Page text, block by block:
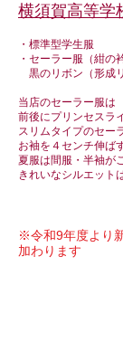
横須賀高等学
・標準型学生服
・セーラー服（紺の
黒のリボン（形成
当店のセーラー服は
前後にプリンセスラ
スリムタイプのセー
お袖を４センチ伸ば
夏服は間服・半袖が
きれいなシルエット
※令和9年度より
加わります